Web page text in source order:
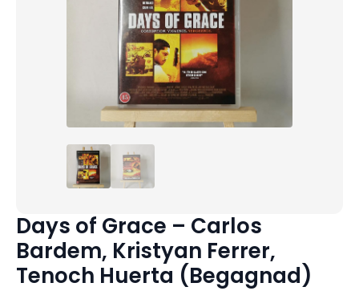
Days of Grace – Carlos
Bardem, Kristyan Ferrer,
Tenoch Huerta (Begagnad)